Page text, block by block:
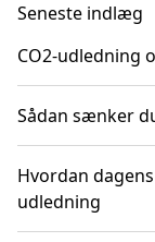
Seneste indlæg
CO2-udledning
Sådan sænker
Hvordan
udledning